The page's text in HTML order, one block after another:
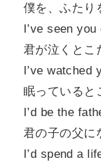
僕を、ふたり
I’ve seen
君が泣くとこ
I’ve watched
眠っていると
I’d be the
君の子の父に
I’d spend a